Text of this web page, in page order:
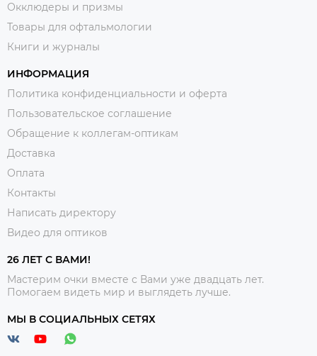
Окклюдеры и призмы
Товары для офтальмологии
Книги и журналы
ИНФОРМАЦИЯ
Политика конфиденциальности и оферта
Пользовательское соглашение
Обращение к коллегам-оптикам
Доставка
Оплата
Контакты
Написать директору
Видео для оптиков
26 ЛЕТ С ВАМИ!
Мастерим очки вместе с Вами уже двадцать лет.
Помогаем видеть мир и выглядеть лучше.
МЫ В СОЦИАЛЬНЫХ СЕТЯХ